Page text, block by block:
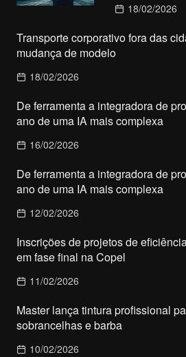
18/02/2026
Transporte corporativo fora das
mudança de modelo
18/02/2026
De ferramenta a integradora de
ano de uma IA mais complexa
16/02/2026
De ferramenta a integradora de
ano de uma IA mais complexa
12/02/2026
Inscrições de projetos de
em fase final na Copel
11/02/2026
Master lança tintura profissional
sobrancelhas e barba
10/02/2026